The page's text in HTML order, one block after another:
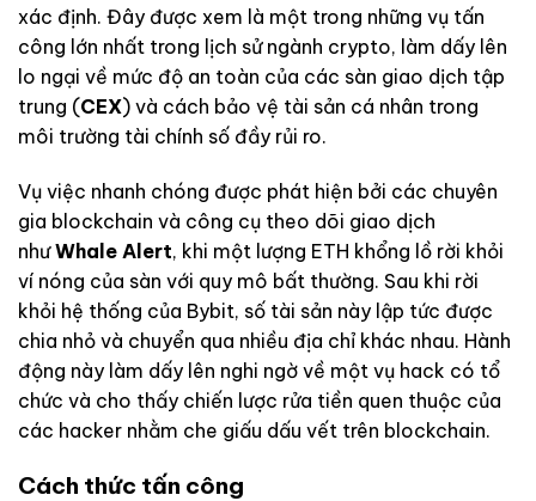
xác định. Đây được xem là một trong những vụ tấn
công lớn nhất trong lịch sử ngành crypto, làm dấy lên
lo ngại về mức độ an toàn của các sàn giao dịch tập
trung (CEX) và cách bảo vệ tài sản cá nhân trong
môi trường tài chính số đầy rủi ro.
Vụ việc nhanh chóng được phát hiện bởi các chuyên
gia blockchain và công cụ theo dõi giao dịch
nhưWhale Alert, khi một lượng ETH khổng lồ rời khỏi
ví nóng của sàn với quy mô bất thường. Sau khi rời
khỏi hệ thống của Bybit, số tài sản này lập tức được
chia nhỏ và chuyển qua nhiều địa chỉ khác nhau. Hành
động này làm dấy lên nghi ngờ về một vụ hack có tổ
chức và cho thấy chiến lược rửa tiền quen thuộc của
các hacker nhằm che giấu dấu vết trên blockchain.
Cách thức tấn công